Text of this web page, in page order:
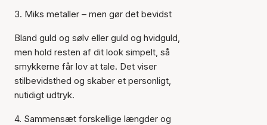
3. Miks metaller – men gør det bevidst
Bland guld og sølv eller guld og hvidguld,
men hold resten af dit look simpelt, så
smykkerne får lov at tale. Det viser
stilbevidsthed og skaber et personligt,
nutidigt udtryk.
4. Sammensæt forskellige længder og